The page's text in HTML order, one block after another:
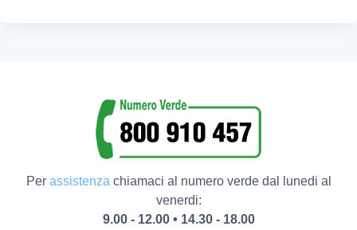
Per assistenzachiamaci al numero verde dal lunedi al
venerdi:
9.00 - 12.00 • 14.30 - 18.00